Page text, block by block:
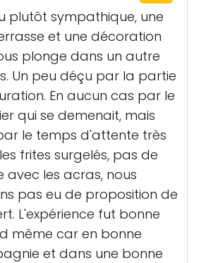
plutôt sympathique, une
et une décoration
plonge dans un autre
Un peu déçu par la partie
En aucun cas par le
qui se demenait, mais
le temps d'attente très
frites surgelés, pas de
avec les acras, nous
pas eu de proposition de
L'expérience fut bonne
même car en bonne
et dans une bonne